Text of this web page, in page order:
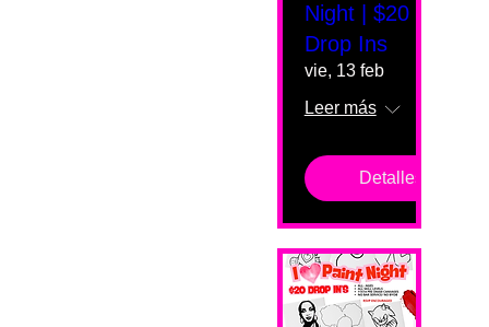
Night | $20
Drop Ins
vie, 13 feb
Leer más
Detalles